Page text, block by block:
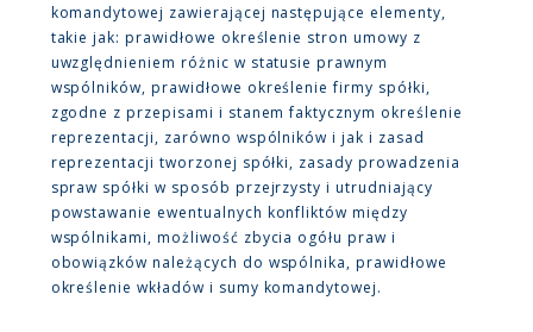
komandytowej zawierającej następujące elementy,
takie jak: prawidłowe określenie stron umowy z
uwzględnieniem różnic w statusie prawnym
wspólników, prawidłowe określenie firmy spółki,
zgodne z przepisami i stanem faktycznym określenie
reprezentacji, zarówno wspólników i jak i zasad
reprezentacji tworzonej spółki, zasady prowadzenia
spraw spółki w sposób przejrzysty i utrudniający
powstawanie ewentualnych konfliktów między
wspólnikami, możliwość zbycia ogółu praw i
obowiązków należących do wspólnika, prawidłowe
określenie wkładów i sumy komandytowej.